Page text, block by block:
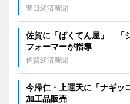
豊田経済新聞
佐賀に「ばくてん屋」 「
フォーマーが指導
佐賀経済新聞
今帰仁・上運天に「ナギ
加工品販売